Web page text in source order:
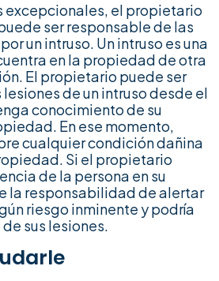
excepcionales, el propietario
ser responsable de las
un intruso. Un intruso es una
en la propiedad de otra
El propietario puede ser
de un intruso desde el
conocimiento de su
En ese momento,
cualquier condición dañina
Si el propietario
de la persona en su
la responsabilidad de alertar
riesgo inminente y podría
sus lesiones.